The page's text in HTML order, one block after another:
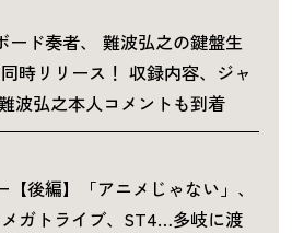
ード奏者、 難波弘之の鍵盤生
時リリース！ 収録内容、ジャ
波弘之本人コメントも到着
後編】「アニメじゃない」、
ガトライブ、ST4…多岐に渡